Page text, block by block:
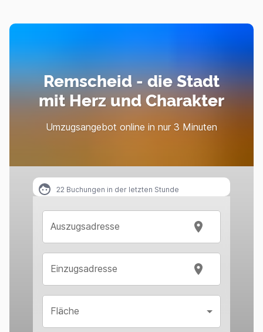
Remscheid - die Stadt
mit Herz und Charakter
Umzugsangebot online in nur 3 Minuten
22 Buchungen in der letzten Stunde
Auszugsadresse
Einzugsadresse
Fläche